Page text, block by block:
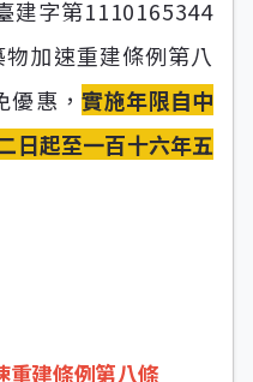
建字第1110165344
加速重建條例第八
優惠，實施年限自中
日起至一百十六年五
重建條例第八條